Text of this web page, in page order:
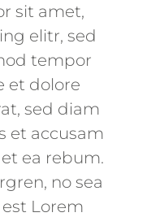
sit amet,
elitr, sed
tempor
et dolore
sed diam
et accusam
ea rebum.
no sea
Lorem